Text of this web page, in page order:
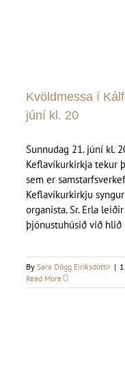
Kvöldmessa í
júní kl. 20
Sunnudag 21. júní kl.
Keflavíkurkirkja tekur
sem er
Keflavíkurkirkju
organista. Sr. Erla
þjónustuhúsið við
By Sara Dögg Eiríksdóttir |
Read More